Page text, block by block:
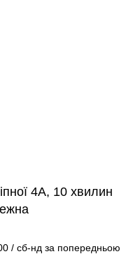
4А, 10 хвилин
/ сб-нд за попередньою